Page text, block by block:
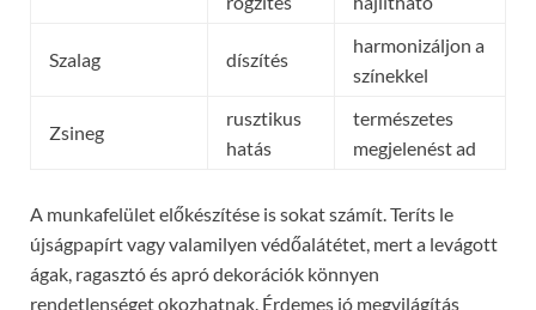
Szalag díszítés
harmonizáljon a
színekkel
Zsineg
rusztikus
hatás
természetes
megjelenést ad
A munkafelület előkészítése is sokat számít. Teríts le
újságpapírt vagy valamilyen védőalátétet, mert a levágott
ágak, ragasztó és apró dekorációk könnyen
rendetlenséget okozhatnak. Érdemes jó megvilágítás